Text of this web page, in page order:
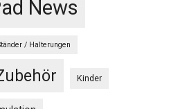
News
/ Halterungen
Kinder